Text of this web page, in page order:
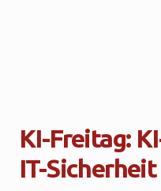
KI-Freitag:
IT-Sicherheit